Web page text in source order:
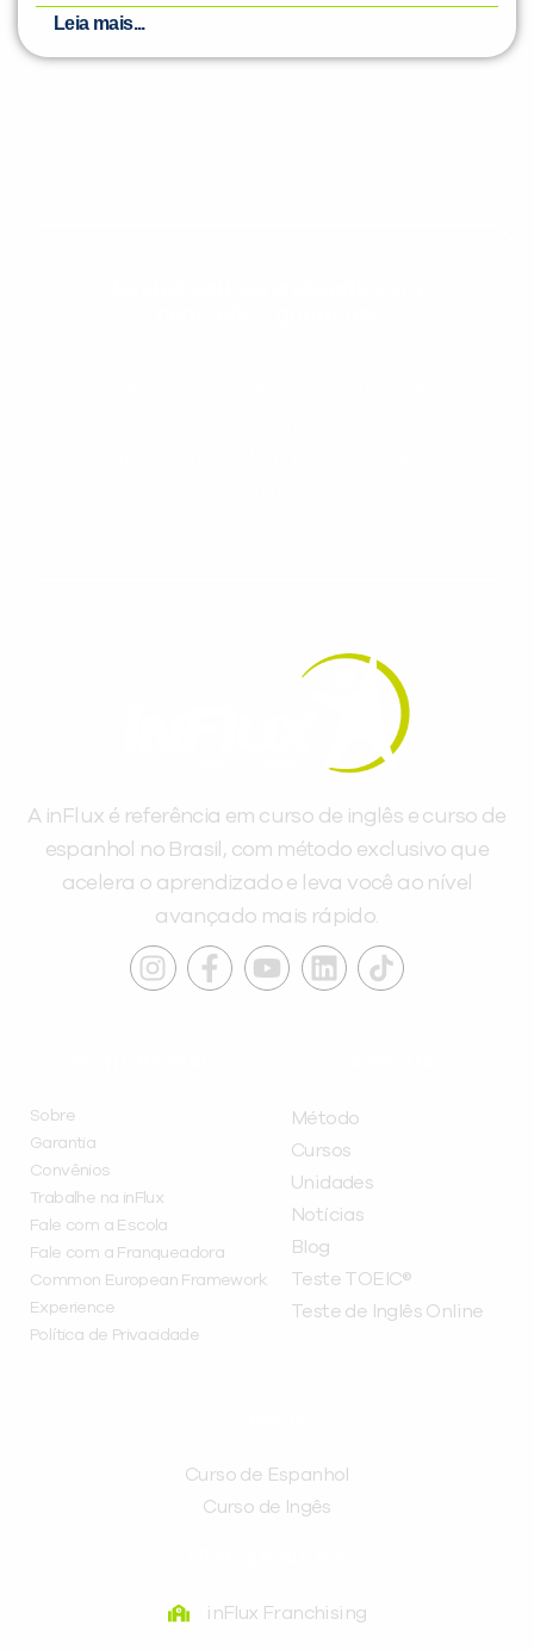
Leia mais...
A inFlux é referência em curso de inglês e curso de
espanhol no Brasil, com método exclusivo que
acelera o aprendizado e leva você ao nível
avançado mais rápido.
Sobre
Garantia
Convênios
Trabalhe na inFlux
Fale com a Escola
Fale com a Franqueadora
Common European Framework
Experience
Política de Privacidade
Método
Cursos
Unidades
Notícias
Blog
Teste TOEIC®
Teste de Inglês Online
Curso de Espanhol
Curso de Ingês
inFlux Franchising